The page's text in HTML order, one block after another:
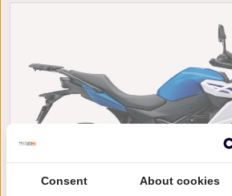
Consent About cookies